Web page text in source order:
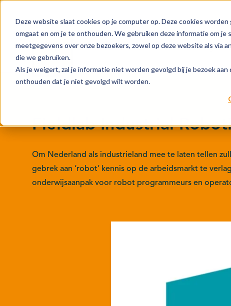
Deze website slaat cookies op je computer op. Deze cookies
omgaat en om je te onthouden. We gebruiken deze informatie om
meetgegevens over onze bezoekers, zowel op deze website als via
die we gebruiken.
Als je weigert, zal je informatie niet worden gevolgd bij je bezoek
onthouden dat je niet gevolgd wilt worden.
Actie Doelstellingen
Fieldlab Industrial
Om Nederland als industrieland mee te laten tellen
gebrek aan ‘robot’ kennis op de arbeidsmarkt te
onderwijsaanpak voor robot programmeurs en